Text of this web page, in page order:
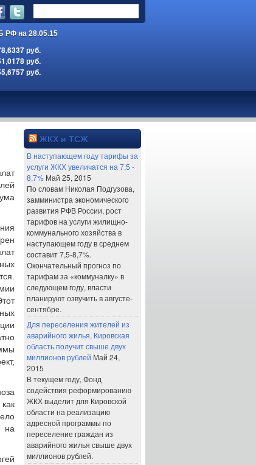
РФ на 28.05.15
руб.
руб.
руб.
на
ЖКХ и ТСЖ
В наступающем году тарифы за
услуги ЖКХ увеличатся на 7,5 -
8,7% Май 25, 2015
По словам Николая Подгузова,
замминистра экономического
развития РФВ России, рост
тарифов на услуги жилищно-
коммунального хозяйства в
наступающем году в среднем
составит 7,5-8,7%.
Окончательный прогноз по
тарифам за «коммуналку» в
следующем году, власти
планируют озвучить в августе-
сентябре.
Для переселения жителей из
аварийного жилья, Кировская
область получит свыше двух
миллионов рублей Май 24,
2015
В текущем году, Фонд
содействия реформированию
ЖКХ выделит для Кировской
области на реализацию
адресной программы по
переселение граждан из
аварийного жилья свыше двух
миллионов рублей.